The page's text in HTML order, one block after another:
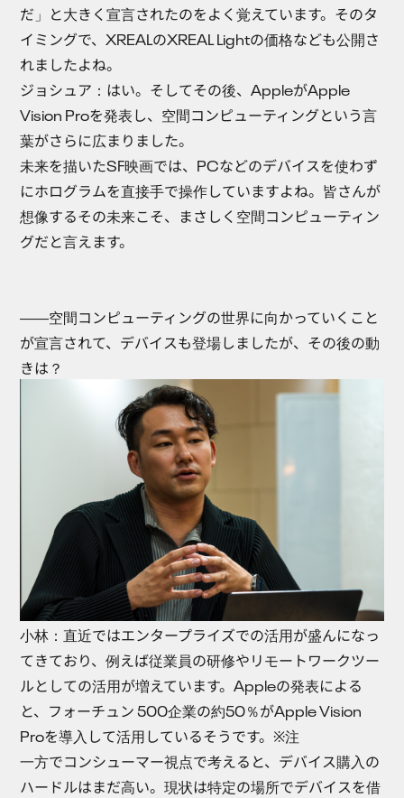
だ」と大きく宣言されたのをよく覚えています。そのタ
イミングで、XREALのXREAL Lightの価格なども公開さ
れましたよね。
ジョシュア ：はい。そしてその後、AppleがApple
Vision Proを発表し、空間コンピューティングという言
葉がさらに広まりました。
未来を描いたSF映画では、PCなどのデバイスを使わず
にホログラムを直接手で操作していますよね。皆さんが
想像するその未来こそ、まさしく空間コンピューティン
グだと言えます。
――空間コンピューティングの世界に向かっていくこと
が宣言されて、デバイスも登場しましたが、その後の動
きは？
小林 ：直近ではエンタープライズでの活用が盛んになっ
てきており、例えば従業員の研修やリモートワークツー
ルとしての活用が増えています。Appleの発表による
と、フォーチュン 500企業の約50％がApple Vision
Proを導入して活用しているそうです。※注
一方でコンシューマー視点で考えると、デバイス購入の
ハードルはまだ高い。現状は特定の場所でデバイスを借